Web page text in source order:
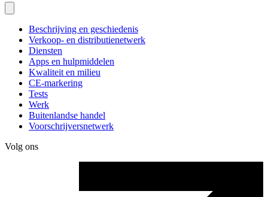
Beschrijving en geschiedenis
Verkoop- en distributienetwerk
Diensten
Apps en hulpmiddelen
Kwaliteit en milieu
CE-markering
Tests
Werk
Buitenlandse handel
Voorschrijversnetwerk
Volg ons